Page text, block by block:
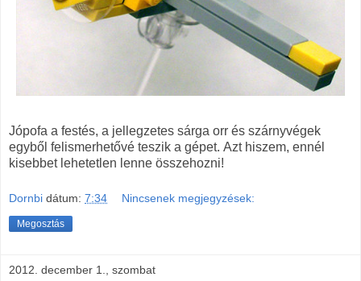
Jópofa a festés, a jellegzetes sárga orr és szárnyvégek
egyből felismerhetővé teszik a gépet. Azt hiszem, ennél
kisebbet lehetetlen lenne összehozni!
Dornbi dátum: 7:34 Nincsenek megjegyzések:
Megosztás
2012. december 1., szombat